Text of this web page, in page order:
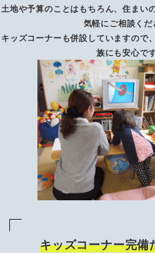
土地や予算のことはもちろん、住まい
気軽にご相談くだ
キッズコーナーも併設していますので
族にも安心です
キッズコーナー完備